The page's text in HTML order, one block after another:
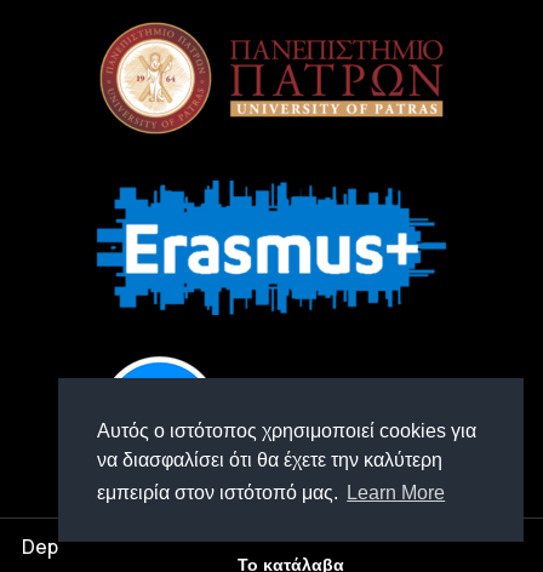
Αυτός ο ιστότοπος χρησιμοποιεί cookies για
να διασφαλίσει ότι θα έχετε την καλύτερη
εμπειρία στον ιστότοπό μας.
Learn More
Το κατάλαβα
Department of Management Science and Technology -